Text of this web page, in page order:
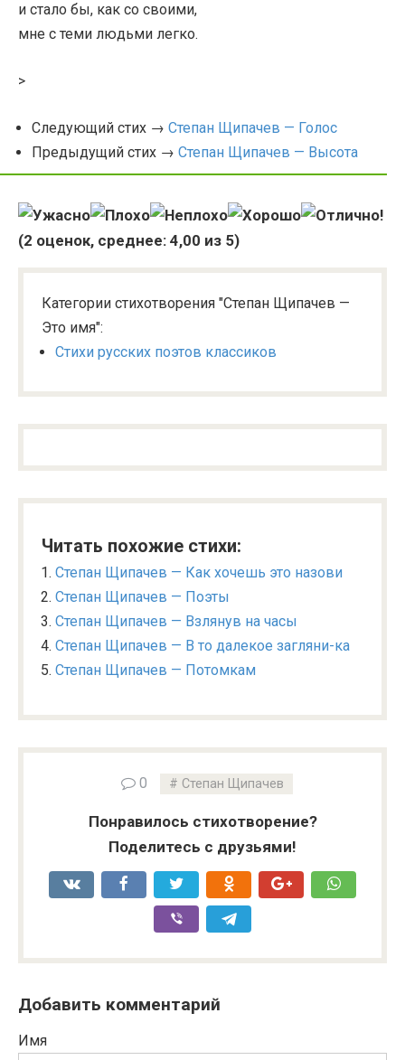
и стало бы, как со своими,
мне с теми людьми легко.
>
Следующий стих → Степан Щипачев — Голос
Предыдущий стих → Степан Щипачев — Высота
(2 оценок, среднее: 4,00 из 5)
Категории стихотворения "Степан Щипачев —
Это имя":
Стихи русских поэтов классиков
Читать похожие стихи:
Степан Щипачев — Как хочешь это назови
Степан Щипачев — Поэты
Степан Щипачев — Взлянув на часы
Степан Щипачев — В то далекое загляни-ка
Степан Щипачев — Потомкам
0 Степан Щипачев
Понравилось стихотворение?
Поделитесь с друзьями!
Добавить комментарий
Имя